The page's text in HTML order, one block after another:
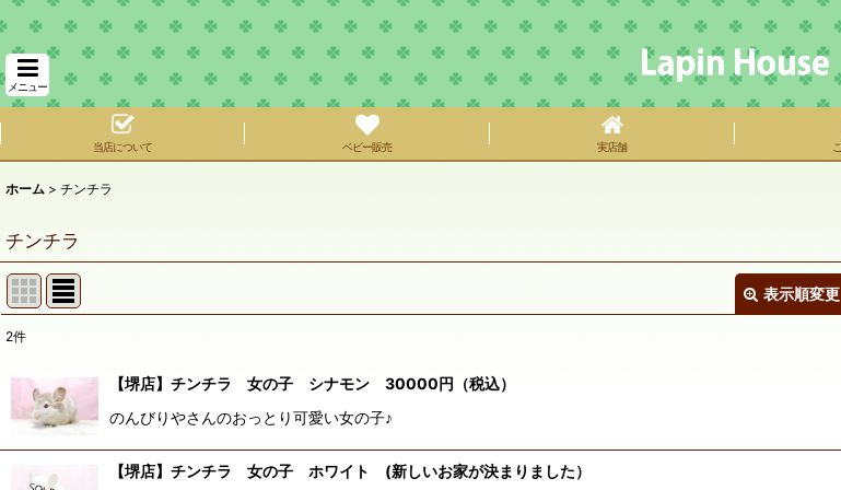
メニュー
当店について ベビー販売 実店舗
ホーム > チンチラ
チンチラ
表示順変更
在庫あり
並び順:
2件
【堺店】チンチラ 女の子 シナモン 30000円（税込）
のんびりやさんのおっとり可愛い女の子♪
【堺店】チンチラ 女の子 ホワイト (新しいお家が決まりました）